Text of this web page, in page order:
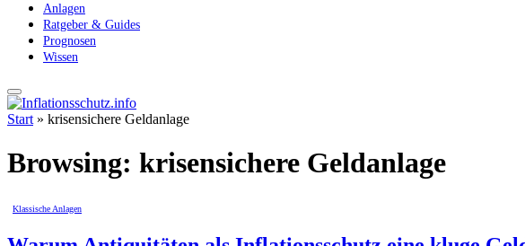
Anlagen
Ratgeber & Guides
Prognosen
Wissen
Start » krisensichere Geldanlage
Browsing: krisensichere Geldanlage
Klassische Anlagen